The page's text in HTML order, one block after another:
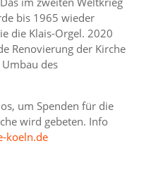
bis 1965 wieder
die Klais-Orgel. 2020
Renovierung der Kirche
des
um Spenden für die
wird gebeten. Info
koeln.de